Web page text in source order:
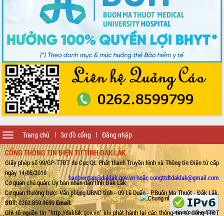
Trang chủ Sơ đồ cổng Đăng nhập
Toggle
navigation
CỔNG THÔNG TIN ĐIỆN TỬ TỈNH ĐẮK LẮK
Giấy phép số 99/GP-TTĐT do Cục QL Phát thanh Truyền hình và Thông tin Điện tử cấp
ngày 14/05/2010
Cơ quan chủ quản: Ủy ban nhân dân tỉnh Đắk Lắk
Cơ quan thường trực: Văn phòng UBND tỉnh - 09 Lê Duẩn - P.Buôn Ma Thuột - Đắk Lắk.
SĐT:0262.859.9699Email:
banbientap@daklak.gov.vn hoặc congttdtdaklak@gmail.com
Ghi rõ nguồn tin "http://daklak.gov.vn" khi phát hành lại các thông tin từ Cổng TTĐT